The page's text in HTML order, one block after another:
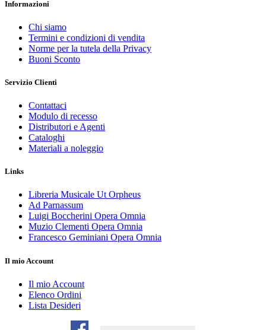
Informazioni
Chi siamo
Termini e condizioni di vendita
Norme per la tutela della Privacy
Buoni Sconto
Servizio Clienti
Contattaci
Modulo di recesso
Distributori e Agenti
Cataloghi
Materiali a noleggio
Links
Libreria Musicale Ut Orpheus
Ad Parnassum
Luigi Boccherini Opera Omnia
Muzio Clementi Opera Omnia
Francesco Geminiani Opera Omnia
Il mio Account
Il mio Account
Elenco Ordini
Lista Desideri